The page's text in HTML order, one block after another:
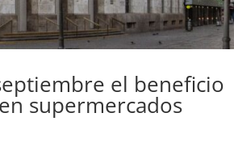
el beneficio
supermercados